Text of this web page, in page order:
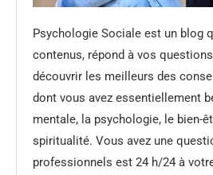
Psychologie Sociale est un blog
contenus, répond à vos
découvrir les meilleurs des
dont vous avez essentiellement
mentale, la psychologie, le bien-
spiritualité. Vous avez une
professionnels est 24 h/24 à